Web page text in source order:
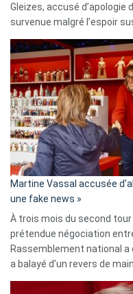
Gleizes, accusé
survenue malgré l’espoir
Martine Vassal accusée
une fake news »
À trois mois du second
prétendue négociation
Rassemblement national
a balayé d’un revers de